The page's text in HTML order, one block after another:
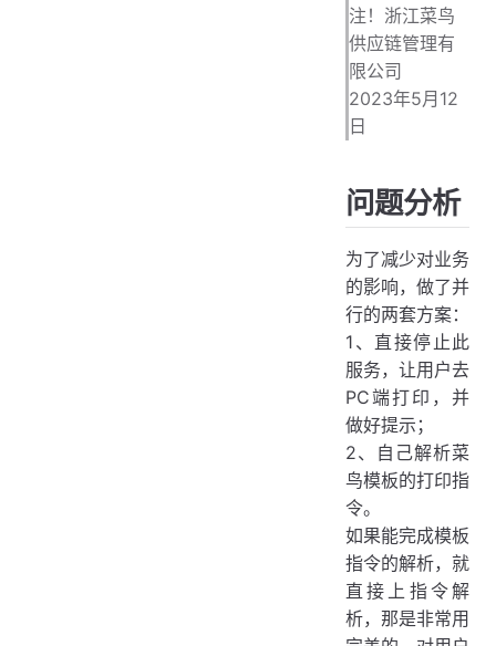
注！浙江菜鸟
供应链管理有
限公司
2023年5月12
日
问题分析
为了减少对业务
的影响，做了并
行的两套方案：
1、直接停止此
服务，让用户去
PC端打印，并
做好提示；
2、自己解析菜
鸟模板的打印指
令。
如果能完成模板
指令的解析，就
直接上指令解
析，那是非常用